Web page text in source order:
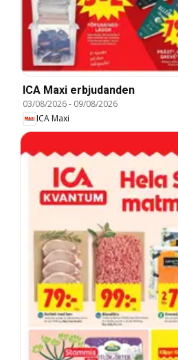
ICA Maxi erbjudanden
03/08/2026- 09/08/2026
ICA Maxi